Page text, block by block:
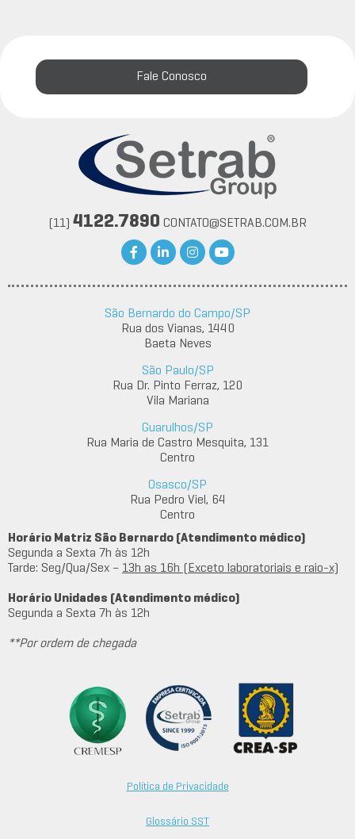
(11) 4122.7890 CONTATO@SETRAB.COM.BR
São Bernardo do Campo/SP
Rua dos Vianas, 1440
Baeta Neves
São Paulo/SP
Rua Dr. Pinto Ferraz, 120
Vila Mariana
Guarulhos/SP
Rua Maria de Castro Mesquita, 131
Centro
Osasco/SP
Rua Pedro Viel, 64
Centro
Horário Matriz São Bernardo (Atendimento médico)
Segunda a Sexta 7h às 12h
Tarde: Seg/Qua/Sex – 13h as 16h (Exceto laboratoriais e raio-x)
Horário Unidades (Atendimento médico)
Segunda a Sexta 7h às 12h
**Por ordem de chegada
Política de Privacidade
Glossário SST
Fale Conosco